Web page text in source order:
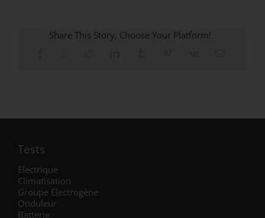
Share This Story, Choose Your Platform!
Tests
Electrique
Climatisation
Groupe Électrogène
Onduleur
Batterie